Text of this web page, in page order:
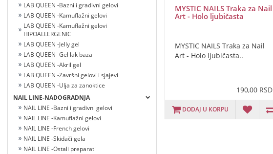
LAB QUEEN -Bazni i gradivni gelovi
LAB QUEEN -Kamuflažni gelovi
LAB QUEEN -Kamuflažni gelovi
HIPOALLERGENIC
LAB QUEEN -Jelly gel
LAB QUEEN -Gel lak baza
LAB QUEEN -Akril gel
LAB QUEEN -Završni gelovi i sjajevi
LAB QUEEN -Ulja za zanoktice
NAIL LINE-NADOGRADNJA
NAIL LINE -Bazni i gradivni gelovi
NAIL LINE -Kamuflažni gelovi
NAIL LINE -French gelovi
NAIL LINE -Skidači gela
NAIL LINE -Ostali preparati
MYSTIC NAILS Traka za Nail
Art - Holo ljubičasta
MYSTIC NAILS Traka za Nail
Art - Holo ljubičasta..
190,00 RSD
DODAJ U KORPU